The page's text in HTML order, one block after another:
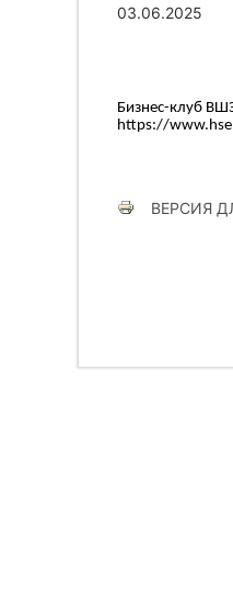
03.06.2025
Бизнес-клуб
https://
ВЕРСИЯ